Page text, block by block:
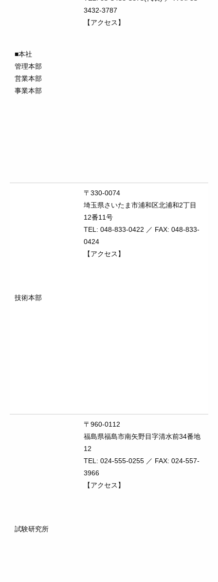
■本社
管理本部
営業本部
事業本部
3432-3787
【アクセス】
技術本部
〒330-0074
埼玉県さいたま市浦和区北浦和2丁目
12番11号
TEL: 048-833-0422 ／ FAX: 048-833-
0424
【アクセス】
試験研究所
〒960-0112
福島県福島市南矢野目字清水前34番地
12
TEL: 024-555-0255 ／ FAX: 024-557-
3966
【アクセス】